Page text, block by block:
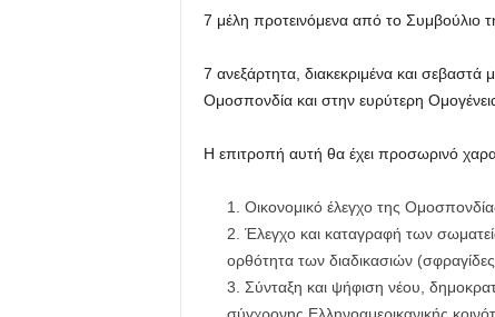
7 μέλη προτεινόμενα από το Συμβούλιο
7 ανεξάρτητα, διακεκριμένα και
Ομοσπονδία και στην ευρύτερη
Η επιτροπή αυτή θα έχει προσωρινό
Οικονομικό έλεγχο της
Έλεγχο και καταγραφή των
ορθότητα των διαδικασιών
Σύνταξη και ψήφιση νέου,